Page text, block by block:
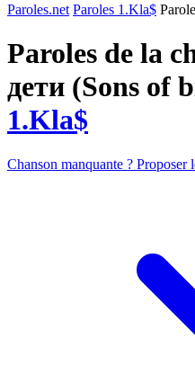
Paroles.net Paroles 1.Kla$
Paroles de la
дeти (Sons of
1.Kla$
Chanson manquante ? Proposer